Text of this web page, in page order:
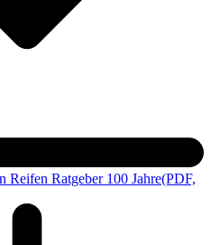
Reifen Ratgeber 100 Jahre(PDF,